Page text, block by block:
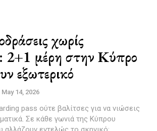
χωρίς
2+1 μέρη στην Κύπρο
εξωτερικό
May 14, 2026
pass ούτε βαλίτσες για να νιώσεις
Σε κάθε γωνιά της Κύπρου